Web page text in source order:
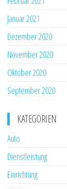
Januar 2021
Dezember 2020
November 2020
Oktober 2020
September 2020
KATEGORIEN
Auto
Dienstleistung
Einrichtung